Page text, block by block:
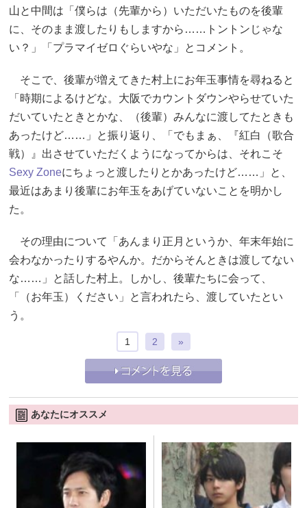
山と中間は「僕らは（先輩から）いただいたものを後輩
に、そのまま渡したりもしますから……トントンじゃな
い？」「プラマイゼロぐらいやな」とコメント。
そこで、後輩が増えてきた村上にお年玉事情を尋ねると
「時期によるけどな。大阪でカウントダウンやらせていた
だいていたときとかな、（後輩）みんなに渡してたときも
あったけど……」と振り返り、「でもまぁ、『紅白（歌合
戦）』出させていただくようになってからは、それこそ
Sexy Zoneにちょっと渡したりとかあったけど……」と、
最近はあまり後輩にお年玉をあげていないことを明かし
た。
その理由について「あんまり正月というか、年末年始に
会わなかったりするやんか。だからそんときは渡してない
な……」と話した村上。しかし、後輩たちに会って、
「（お年玉）ください」と言われたら、渡していたとい
う。
1 2 »
あなたにオススメ